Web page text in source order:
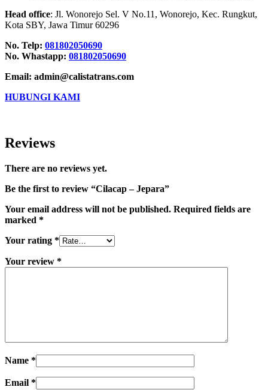
Head office: Jl. Wonorejo Sel. V No.11, Wonorejo, Kec. Rungkut,
Kota SBY, Jawa Timur 60296
No. Telp: 081802050690
No. Whastapp: 081802050690
Email: admin@calistatrans.com
HUBUNGI KAMI
Reviews
There are no reviews yet.
Be the first to review “Cilacap – Jepara”
Your email address will not be published. Required fields are
marked *
Your rating *
Your review *
Name *
Email *